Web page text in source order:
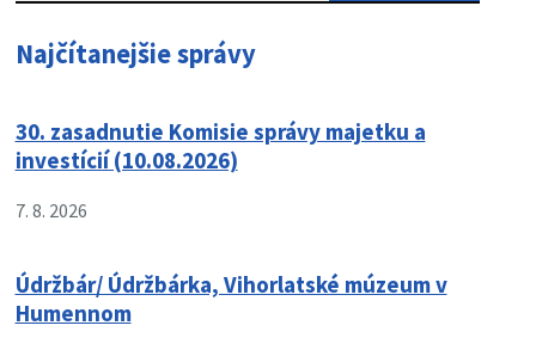
Najčítanejšie správy
30. zasadnutie Komisie správy majetku a
investícií (10.08.2026)
7. 8. 2026
Údržbár/ Údržbárka, Vihorlatské múzeum v
Humennom